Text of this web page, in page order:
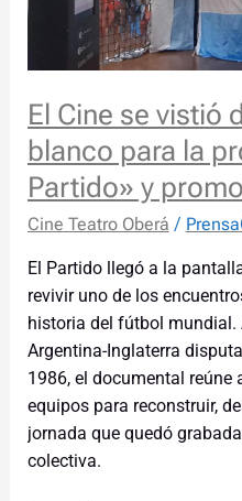
El Cine se vistió
blanco para la
Partido» y
Cine Teatro Oberá /
El Partido llegó a la
revivir uno de los
historia del fútbol mundial.
Argentina-Inglaterra
1986, el documental
equipos para reconstruir,
jornada que quedó
colectiva.
de
celeste
y
para
la
proyección
de
«El
Partido»
y
promoción
de
2×1